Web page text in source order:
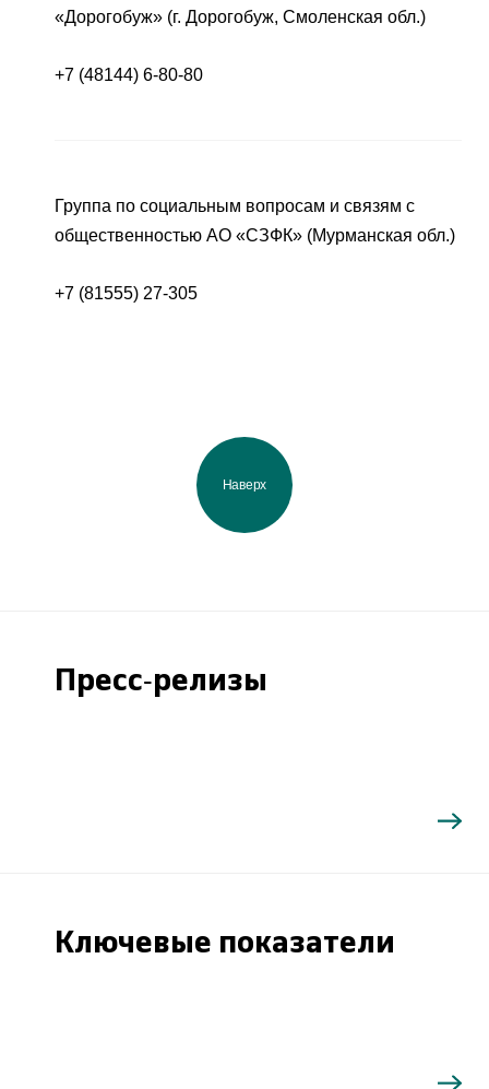
«Дорогобуж» (г. Дорогобуж, Смоленская обл.)
+7 (48144) 6-80-80
Группа по социальным вопросам и связям с
общественностью АО «СЗФК» (Мурманская обл.)
+7 (81555) 27-305
Наверх
Пресс-релизы
Ключевые показатели